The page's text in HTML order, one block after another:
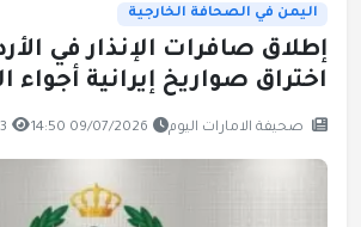
اليمن في الصحافة الخارجية
إطلاق صافرات الإنذار في
اختراق صواريخ إيرانية أجواء
صحيفة الامارات اليوم 09/07/2026 14:50